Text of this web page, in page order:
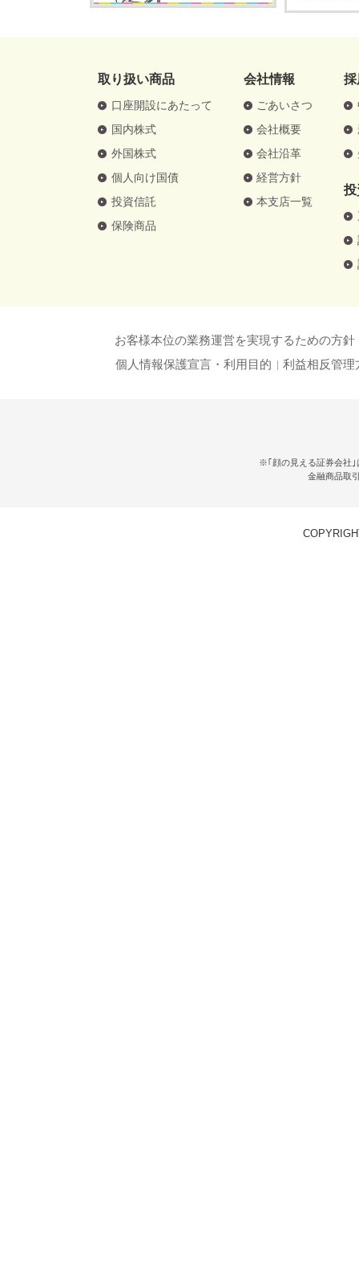
取り扱い商品
口座開設にあたって
国内株式
外国株式
個人向け国債
投資信託
保険商品
会社情報
ごあいさつ
会社概要
会社沿革
経営方針
本支店一覧
お客様本位の業務運営を実現するための方針
個人情報保護宣言・利用目的
利益相反管理
※｢顔の見える証券会社｣
金融商品取